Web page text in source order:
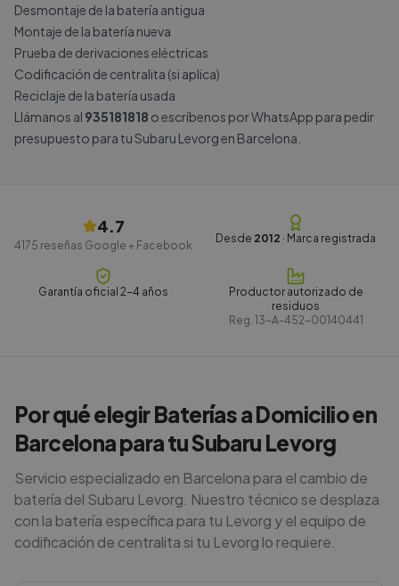
Desmontaje de la batería antigua
Montaje de la batería nueva
Prueba de derivaciones eléctricas
Codificación de centralita (si aplica)
Reciclaje de la batería usada
Llámanos al 935181818 o escríbenos porWhatsApp para pedir
presupuesto para tu Subaru Levorg en Barcelona.
4.7
4175 reseñas Google + Facebook
Desde 2012 · Marca registrada
Garantía oficial 2-4 años
Productor autorizado de
residuos
Reg. 13-A-452-00140441
Por qué elegir Baterías a Domicilio en
Barcelona para tu Subaru Levorg
Servicio especializado en Barcelona para el cambio de
batería del Subaru Levorg. Nuestro técnico se desplaza
con la batería específica para tu Levorg y el equipo de
codificación de centralita si tu Levorg lo requiere.